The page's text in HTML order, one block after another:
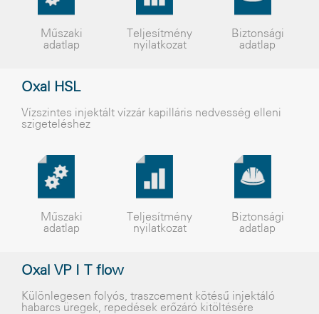
Műszaki
adatlap
Teljesítmény
nyilatkozat
Biztonsági
adatlap
Oxal HSL
Vízszintes injektált vízzár kapilláris nedvesség elleni
szigeteléshez
Műszaki
adatlap
Teljesítmény
nyilatkozat
Biztonsági
adatlap
Oxal VP I T flow
Különlegesen folyós, traszcement kötésû injektáló
habarcs üregek, repedések erõzáró kitöltésére